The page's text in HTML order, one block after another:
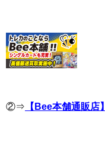
②⇒ 【Bee本舗通販店】